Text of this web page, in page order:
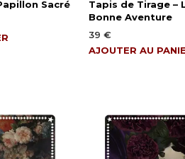
Sacré
Tapis de Tirage –
Bonne Aventure
39 €
AJOUTER AU